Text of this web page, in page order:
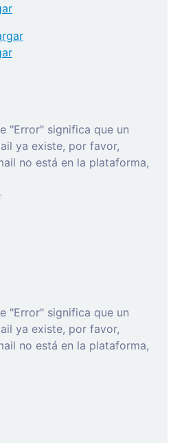
"Error" significa que un
ya existe, por favor,
no está en la plataforma,
"Error" significa que un
ya existe, por favor,
no está en la plataforma,